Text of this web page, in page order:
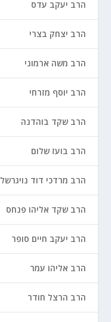
הרב יעקב עדס
הרב יצחק בצרי
הרב משה ארמוני
הרב יוסף מזרחי
הרב שקד בוהדנה
הרב בועז שלום
הרב מרדכי דוד נויגרשל
הרב שקד אליהו פנחס
הרב יעקב חיים סופר
הרב אליהו עמר
הרב הרצל חודר